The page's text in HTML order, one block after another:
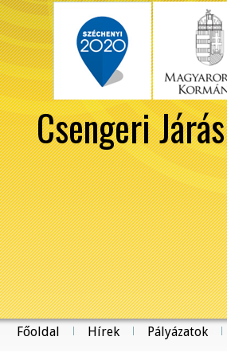
Csengeri
Főoldal Hírek Pályázatok